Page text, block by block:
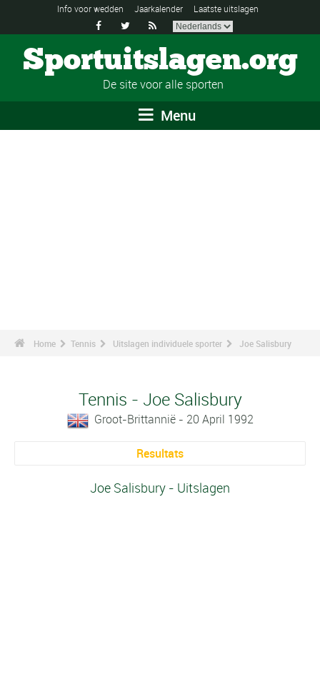
Info voor wedden Jaarkalender Laatste uitslagen
  
Sportuitslagen.org
De site voor alle sporten
Menu
Home Tennis Uitslagen individuele sporter Joe Salisbury
Tennis - Joe Salisbury
Groot-Brittannië - 20 April 1992
Resultats
Joe Salisbury - Uitslagen